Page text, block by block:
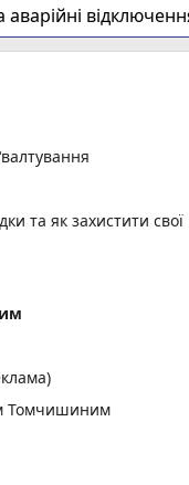
аварійні
та як захистити свої
Томчишиним